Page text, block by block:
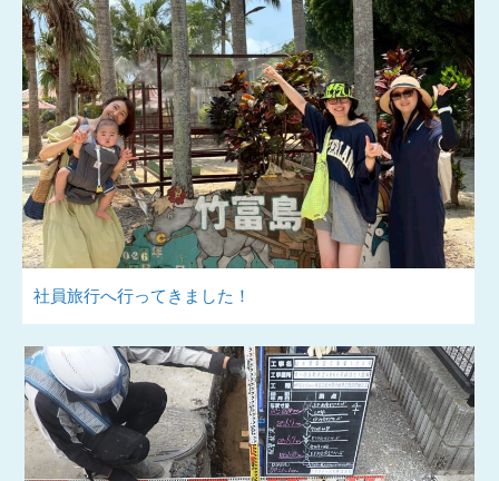
社員旅行へ行ってきました！